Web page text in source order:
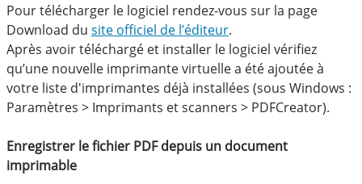
Pour télécharger le logiciel rendez-vous sur la page
Download du site officiel de l’éditeur.
Après avoir téléchargé et installer le logiciel vérifiez
qu’une nouvelle imprimante virtuelle a été ajoutée à
votre liste d'imprimantes déjà installées (sous Windows :
Paramètres > Imprimants et scanners > PDFCreator).
Enregistrer le fichier PDF depuis un document
imprimable